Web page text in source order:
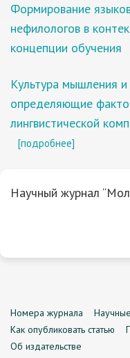
Формирование
нефилологов в
концепции обучения
Культура мышления и
определяющие
лингвистической
[подробнее]
Научный журнал
Номера журнала
Как опубликовать статью
Об издательстве